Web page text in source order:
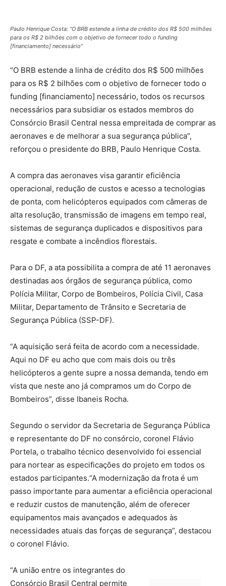
Paulo Henrique Costa: “O BRB estende a linha de crédito dos R$ 500 milhões
para os R$ 2 bilhões com o objetivo de fornecer todo o funding
[financiamento] necessário”
“O BRB estende a linha de crédito dos R$ 500 milhões
para os R$ 2 bilhões com o objetivo de fornecer todo o
funding [financiamento] necessário, todos os recursos
necessários para subsidiar os estados membros do
Consórcio Brasil Central nessa empreitada de comprar as
aeronaves e de melhorar a sua segurança pública”,
reforçou o presidente do BRB, Paulo Henrique Costa.
A compra das aeronaves visa garantir eficiência
operacional, redução de custos e acesso a tecnologias
de ponta, com helicópteros equipados com câmeras de
alta resolução, transmissão de imagens em tempo real,
sistemas de segurança duplicados e dispositivos para
resgate e combate a incêndios florestais.
Para o DF, a ata possibilita a compra de até 11 aeronaves
destinadas aos órgãos de segurança pública, como
Polícia Militar, Corpo de Bombeiros, Polícia Civil, Casa
Militar, Departamento de Trânsito e Secretaria de
Segurança Pública (SSP-DF).
“A aquisição será feita de acordo com a necessidade.
Aqui no DF eu acho que com mais dois ou três
helicópteros a gente supre a nossa demanda, tendo em
vista que neste ano já compramos um do Corpo de
Bombeiros”, disse Ibaneis Rocha.
Segundo o servidor da Secretaria de Segurança Pública
e representante do DF no consórcio, coronel Flávio
Portela, o trabalho técnico desenvolvido foi essencial
para nortear as especificações do projeto em todos os
estados participantes.“A modernização da frota é um
passo importante para aumentar a eficiência operacional
e reduzir custos de manutenção, além de oferecer
equipamentos mais avançados e adequados às
necessidades atuais das forças de segurança”, destacou
o coronel Flávio.
“A união entre os integrantes do
Consórcio Brasil Central permite